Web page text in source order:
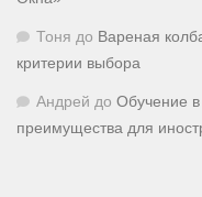
Тоня до Вареная
критерии выбора
Андрей до Обучение
преимущества для